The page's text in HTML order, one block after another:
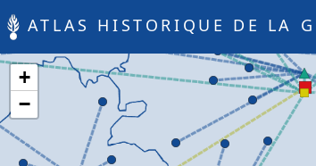
ATLAS HISTORIQUE DE LA
+
−